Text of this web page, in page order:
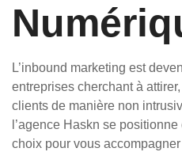
L’inbound marketing est
entreprises cherchant à
clients de manière non
l’agence Haskn se
choix pour vous